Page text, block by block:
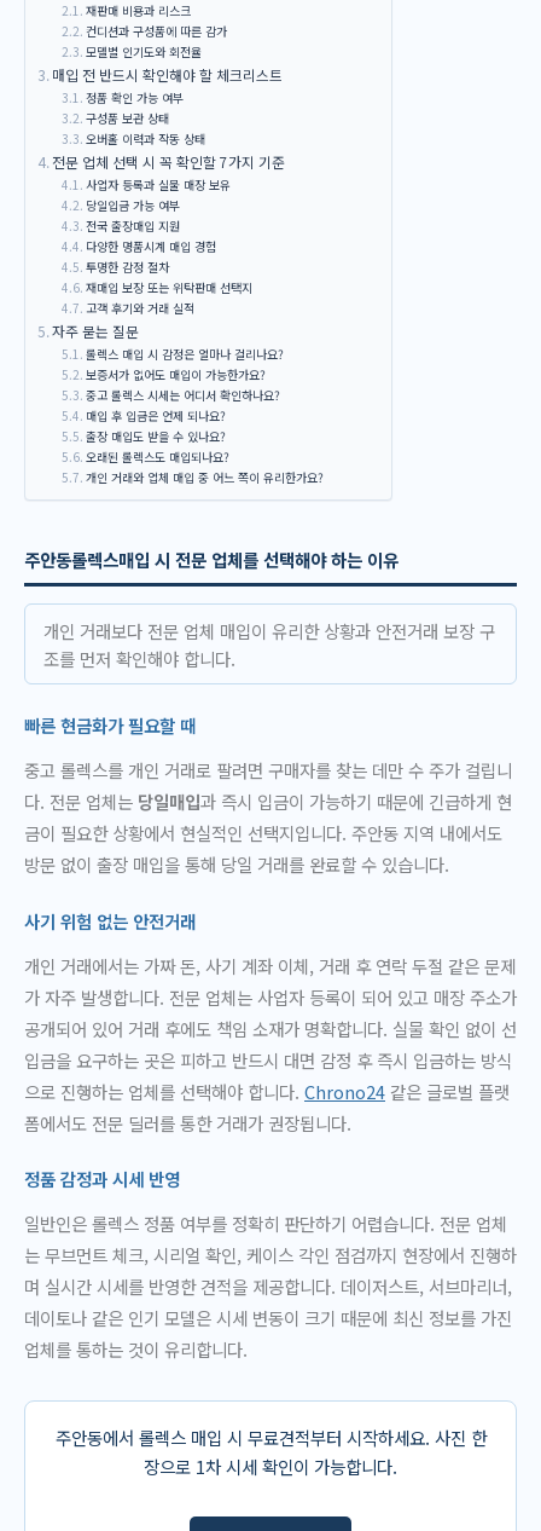
재판매 비용과 리스크
컨디션과 구성품에 따른 감가
모델별 인기도와 회전율
매입 전 반드시 확인해야 할 체크리스트
정품 확인 가능 여부
구성품 보관 상태
오버홀 이력과 작동 상태
전문 업체 선택 시 꼭 확인할 7가지 기준
사업자 등록과 실물 매장 보유
당일입금 가능 여부
전국 출장매입 지원
다양한 명품시계 매입 경험
투명한 감정 절차
재매입 보장 또는 위탁판매 선택지
고객 후기와 거래 실적
자주 묻는 질문
롤렉스 매입 시 감정은 얼마나 걸리나요?
보증서가 없어도 매입이 가능한가요?
중고 롤렉스 시세는 어디서 확인하나요?
매입 후 입금은 언제 되나요?
출장 매입도 받을 수 있나요?
오래된 롤렉스도 매입되나요?
개인 거래와 업체 매입 중 어느 쪽이 유리한가요?
주안동롤렉스매입 시 전문 업체를 선택해야 하는 이유
개인 거래보다 전문 업체 매입이 유리한 상황과 안전거래 보장 구
조를 먼저 확인해야 합니다.
빠른 현금화가 필요할 때
중고 롤렉스를 개인 거래로 팔려면 구매자를 찾는 데만 수 주가 걸립니
다. 전문 업체는 당일매입과 즉시 입금이 가능하기 때문에 긴급하게 현
금이 필요한 상황에서 현실적인 선택지입니다. 주안동 지역 내에서도
방문 없이 출장 매입을 통해 당일 거래를 완료할 수 있습니다.
사기 위험 없는 안전거래
개인 거래에서는 가짜 돈, 사기 계좌 이체, 거래 후 연락 두절 같은 문제
가 자주 발생합니다. 전문 업체는 사업자 등록이 되어 있고 매장 주소가
공개되어 있어 거래 후에도 책임 소재가 명확합니다. 실물 확인 없이 선
입금을 요구하는 곳은 피하고 반드시 대면 감정 후 즉시 입금하는 방식
으로 진행하는 업체를 선택해야 합니다. Chrono24 같은 글로벌 플랫
폼에서도 전문 딜러를 통한 거래가 권장됩니다.
정품 감정과 시세 반영
일반인은 롤렉스 정품 여부를 정확히 판단하기 어렵습니다. 전문 업체
는 무브먼트 체크, 시리얼 확인, 케이스 각인 점검까지 현장에서 진행하
며 실시간 시세를 반영한 견적을 제공합니다. 데이저스트, 서브마리너,
데이토나 같은 인기 모델은 시세 변동이 크기 때문에 최신 정보를 가진
업체를 통하는 것이 유리합니다.
주안동에서 롤렉스 매입 시 무료견적부터 시작하세요. 사진 한
장으로 1차 시세 확인이 가능합니다.